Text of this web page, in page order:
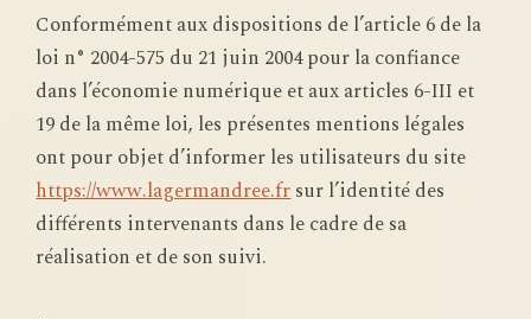
Conformément aux dispositions de l’article 6 de la
loi n° 2004-575 du 21 juin 2004 pour la confiance
dans l’économie numérique et aux articles 6-III et
19 de la même loi, les présentes mentions légales
ont pour objet d’informer les utilisateurs du site
https://www.lagermandree.frsur l’identité des
différents intervenants dans le cadre de sa
réalisation et de son suivi.